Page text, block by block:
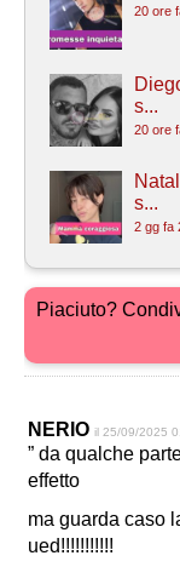
20 ore
s...
20 ore
s...
2 gg fa
Piaciuto?
NERIO il 25/09/2025
” da qualche
effetto
ma guarda caso
ued!!!!!!!!!!!